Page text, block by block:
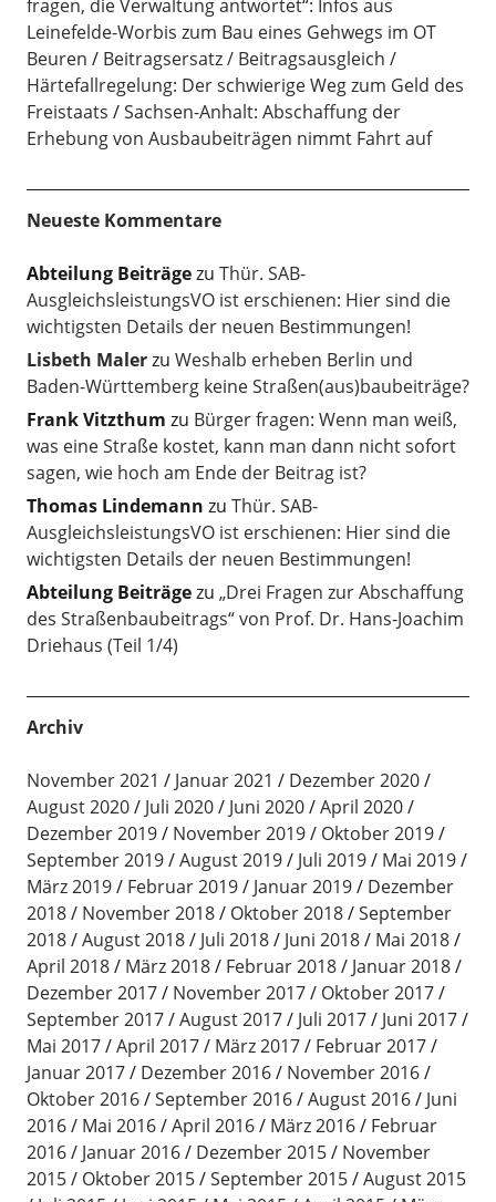
fragen, die Verwaltung antwortet“: Infos aus
Leinefelde-Worbis zum Bau eines Gehwegs im OT
Beuren
Beitragsersatz / Beitragsausgleich /
Härtefallregelung: Der schwierige Weg zum Geld des
Freistaats
Sachsen-Anhalt: Abschaffung der
Erhebung von Ausbaubeiträgen nimmt Fahrt auf
Neueste Kommentare
Abteilung Beiträgezu Thür. SAB-
AusgleichsleistungsVO ist erschienen: Hier sind die
wichtigsten Details der neuen Bestimmungen!
Lisbeth Malerzu Weshalb erheben Berlin und
Baden-Württemberg keine Straßen(aus)baubeiträge?
Frank Vitzthum zu Bürger fragen: Wenn man weiß,
was eine Straße kostet, kann man dann nicht sofort
sagen, wie hoch am Ende der Beitrag ist?
Thomas Lindemann zu Thür. SAB-
AusgleichsleistungsVO ist erschienen: Hier sind die
wichtigsten Details der neuen Bestimmungen!
Abteilung Beiträgezu „Drei Fragen zur Abschaffung
des Straßenbaubeitrags“ von Prof. Dr. Hans-Joachim
Driehaus (Teil 1/4)
Archiv
November 2021 Januar 2021
Dezember 2020
August 2020
Juli 2020 Juni 2020
April 2020
Dezember 2019
November 2019
Oktober 2019
September 2019
August 2019 Juli 2019
Mai 2019
März 2019
Februar 2019 Januar 2019
Dezember
2018
November 2018 Oktober 2018
September
2018
August 2018 Juli 2018 Juni 2018
Mai 2018
April 2018
März 2018 Februar 2018
Januar 2018
Dezember 2017
November 2017
Oktober 2017
September 2017
August 2017 Juli 2017
Juni 2017
Mai 2017
April 2017 März 2017
Februar 2017
Januar 2017
Dezember 2016
November 2016
Oktober 2016
September 2016 August 2016
Juni
2016
Mai 2016 April 2016 März 2016
Februar
2016
Januar 2016 Dezember 2015
November
2015
Oktober 2015 September 2015
August 2015